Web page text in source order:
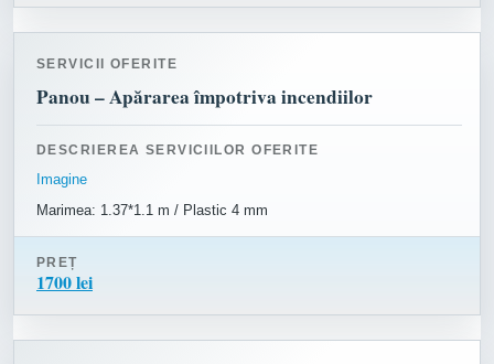
SERVICII OFERITE
Panou – Apărarea împotriva incendiilor
DESCRIEREA SERVICIILOR OFERITE
Imagine
Marimea: 1.37*1.1 m / Plastic 4 mm
PREȚ
1700 lei